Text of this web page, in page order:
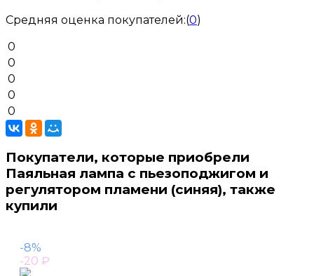
Средняя оценка покупателей:(0)
0
0
0
0
0
Покупатели, которые приобрели
Паяльная лампа с пьезоподжигом и
регулятором пламени (синяя), также
купили
-8%
-20 ₽